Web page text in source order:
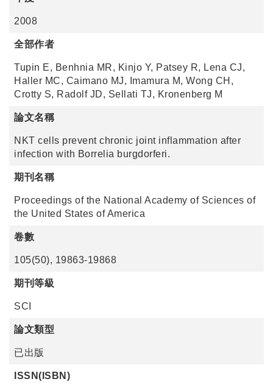
2008
全部作者
Tupin E, Benhnia MR, Kinjo Y, Patsey R, Lena CJ,
Haller MC, Caimano MJ, Imamura M, Wong CH,
Crotty S, Radolf JD, Sellati TJ, Kronenberg M
論文名稱
NKT cells prevent chronic joint inflammation after
infection with Borrelia burgdorferi.
期刊名稱
Proceedings of the National Academy of Sciences of
the United States of America
卷數
105(50), 19863-19868
期刊等級
SCI
論文類型
已出版
ISSN(ISBN)